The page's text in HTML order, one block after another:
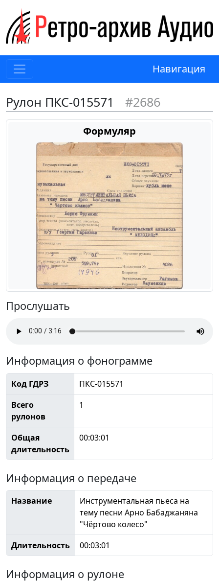
Навигация
Рулон ПКС-015571 #2686
Формуляр
Прослушать
Информация о фонограмме
Код ГДРЗ
ПКС-015571
Всего
рулонов
1
Общая
длительность
00:03:01
Информация о передаче
Название
Инструментальная пьеса на
тему песни Арно Бабаджаняна
"Чёртово колесо"
Длительность
00:03:01
Информация о рулоне